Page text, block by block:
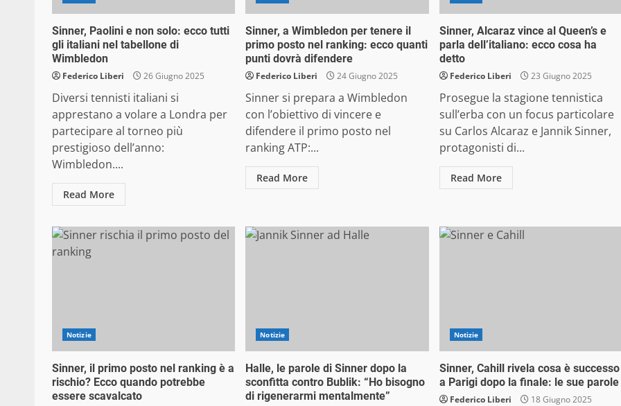
Sinner, Paolini e non solo: ecco tutti
gli italiani nel tabellone di
Wimbledon
Federico Liberi 26 Giugno 2025
Diversi tennisti italiani si
apprestano a volare a Londra per
partecipare al torneo più
prestigioso dell’anno:
Wimbledon....
Read More
Sinner, a Wimbledon per tenere il
primo posto nel ranking: ecco quanti
punti dovrà difendere
Federico Liberi 24 Giugno 2025
Sinner si prepara a Wimbledon
con l’obiettivo di vincere e
difendere il primo posto nel
ranking ATP:...
Read More
Sinner, Alcaraz vince al Queen’s e
parla dell’italiano: ecco cosa ha
detto
Federico Liberi 23 Giugno 2025
Prosegue la stagione tennistica
sull’erba con un focus particolare
su Carlos Alcaraz e Jannik Sinner,
protagonisti di...
Read More
Notizie
Sinner, il primo posto nel ranking è a
rischio? Ecco quando potrebbe
essere scavalcato
Notizie
Halle, le parole di Sinner dopo la
sconfitta contro Bublik: “Ho bisogno
di rigenerarmi mentalmente”
Notizie
Sinner, Cahill rivela cosa è successo
a Parigi dopo la finale: le sue parole
Federico Liberi 18 Giugno 2025